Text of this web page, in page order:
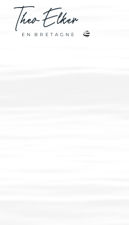
TheoElker
E N B R E T A G N E